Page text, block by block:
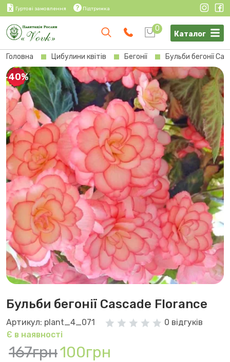
Гуртові замовлення Підтримка
0
Каталог
Головна Цибулини квітів Бегонії Бульби бегонії
-40%
Бульби бегонії Cascade Florance
Артикул: plant_4_071
0 відгуків
Є в наявності
167грн100грн